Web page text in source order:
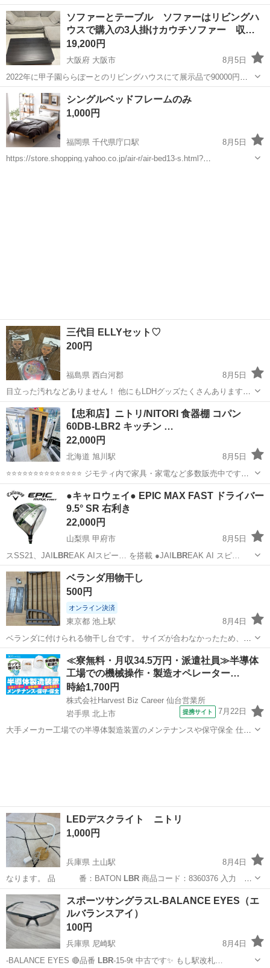
時があると思います ナスタ ランドリーポールair ホワイト✖️レッド 本
体:1m〜1.7m伸縮可能 直径3.3cm https://store.shopp...
東京 江東区
ソファーとテーブル ソファーはリビングハ
ウスで購入の3人掛けカウチソファー 収…
19,200円
大阪府 大阪市
8月5日
2022年に甲子園ららぽーとのリビングハウスにて展示品で90000円ほ
どで購入しました。展示品だったので、定価は忘れましたがお安く購
入出来ています。 ペットなし基本的に1人が夜と土日や大型連休に使
用、飲食はダイニングで行う...
大阪 大阪市 ソファ
シングルベッドフレームのみ
1,000円
福岡県 千代県庁口駅
8月5日
https://store.shopping.yahoo.co.jp/air-r/air-bed13-s.html?
三代目 ELLYセット♡
200円
福島県 西白河郡
8月5日
目立った汚れなどありません！ 他にもLDHグッズたくさんありますෆ⸒⸒
#三代目JSoulBrothers #ELLY #EXILETRIBE #EXILE #THERAMPAGE
#FANTASTICK #GENERAT...
福島 西白河郡 その他 LDH
【忠和店】ニトリ/NITORI 食器棚 コパン
60DB-LBR2 キッチン …
22,000円
北海道 旭川駅
8月5日
⭐⭐⭐⭐⭐⭐⭐⭐⭐⭐⭐⭐⭐⭐ ジモティ内で家具・家電など多数販売中です
⭐⭐⭐⭐⭐⭐⭐⭐⭐⭐⭐⭐⭐⭐ 【商品説明】 サイズ(メーカー表記)幅60cm×奥
行40cm×高さ181cm 説明書と予備と...
北海道 旭川駅 収納家具
●キャロウェイ● EPIC MAX FAST ドライバー
9.5° SR 右利き
22,000円
山梨県 甲府市
8月5日
スSS21、JAI LBREAK AIスピー… を搭載 ●JAI LBREAK AI スピ…
山梨 甲府市 ゴルフ MAX
ベランダ用物干し
500円
オンライン決済
東京都 池上駅
8月4日
ベランダに付けられる物干し台です。 サイズが合わなかったため、出
品します。 定価3498円 購入リンク ↓
https://store.shopping.yahoo.co.jp/ebisu-japan/ck0556-ck0...
東京 大田区 池上駅 洗濯用品
≪寮無料・月収34.5万円・派遣社員≫半導体
工場での機械操作・製造オペレーター…
時給1,700円
株式会社Harvest Biz Career 仙台営業所
岩手県 北上市
提携サイト 7月22日
大手メーカー工場での半導体製造装置のメンテナンスや保守保全 仕事
LEDデスクライト ニトリ
1,000円
兵庫県 土山駅
8月4日
なります。 品 番：BATON LBR商品コード：8360376 入力
…兵庫 明石市 土山駅 その他
スポーツサングラスL-BALANCE EYES（エ
ルバランスアイ）
100円
兵庫県 尼崎駅
8月4日
-BALANCE EYES 🔴品番 LBR -15-9t 中古です✨ もし駅改札…